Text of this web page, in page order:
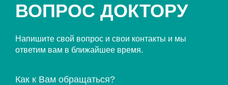
ВОПРОС ДОКТОРУ
Напишите свой вопрос и свои контакты и мы
ответим вам в ближайшее время.
Как к Вам обращаться?